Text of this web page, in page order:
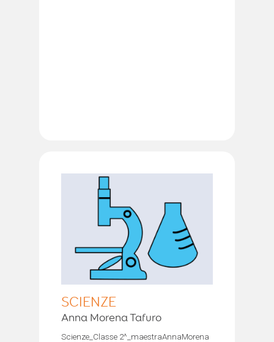
SCIENZE
Anna Morena Tafuro
Scienze_Classe 2^_maestraAnnaMorena